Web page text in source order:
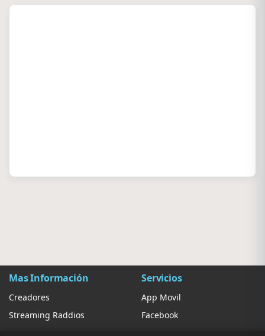
Mas Información
Creadores
Streaming Raddios
Servicios
App Movil
Facebook